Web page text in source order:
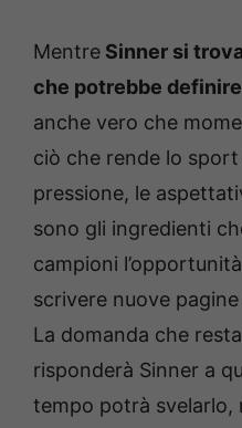
Mentre Sinner si
che potrebbe
anche vero che
ciò che rende lo
pressione, le
sono gli ingredienti
campioni
scrivere nuove
La domanda che
risponderà Sinner a
tempo potrà svelarlo,